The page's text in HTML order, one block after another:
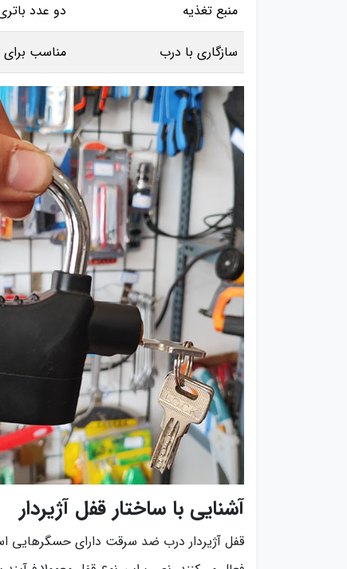
منبع تغذیه دو عدد
سازگاری با درب مناسب
آشنایی با ساختار قفل آژیردار
قفل آژیردار درب ضد سرقت دارای حسگرهایی